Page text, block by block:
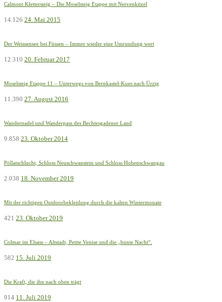
Calmont Klettersteig – Die Moselsteig Etappe mit Nervenkitzel
14.126 24. Mai 2015
Der Weissensee bei Füssen – Immer wieder eine Umrundung wert
12.310 20. Februar 2017
Moselsteig Etappe 11 – Unterwegs von Bernkastel-Kues nach Ürzig
11.390 27. August 2016
Wandernadel und Wanderpass des Bechtesgadener Land
9.858 23. Oktober 2014
Pöllatschlucht, Schloss Neuschwanstein und Schloss Hohenschwangau
2.038 18. November 2019
Mit der richtigen Outdoorbekleidung durch die kalten Wintermonate
421 23. Oktober 2019
Colmar im Elsass – Altstadt, Petite Venise und die „bunte Nacht“.
582 15. Juli 2019
Die Kraft, die ihn nach oben trägt
914 11. Juli 2019